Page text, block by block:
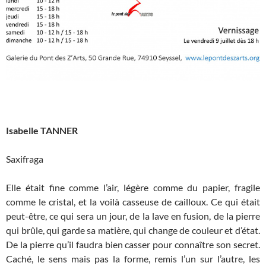
Isabelle TANNER
Saxifraga
Elle était fine comme l’air, légère comme du papier, fragile
comme le cristal, et la voilà casseuse de cailloux. Ce qui était
peut-être, ce qui sera un jour, de la lave en fusion, de la pierre
qui brûle, qui garde sa matière, qui change de couleur et d’état.
De la pierre qu’il faudra bien casser pour connaître son secret.
Caché, le sens mais pas la forme, remis l’un sur l’autre, les